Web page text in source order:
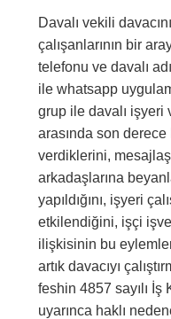
Davalı vekili
çalışanlarının bir
telefonu ve davalı
ile whatsapp
grup ile davalı
arasında son
verdiklerini,
arkadaşlarına
yapıldığını, işyeri
etkilendiğini, işçi
ilişkisinin bu
artık davacıyı
feshin 4857 sayılı İş
uyarınca haklı